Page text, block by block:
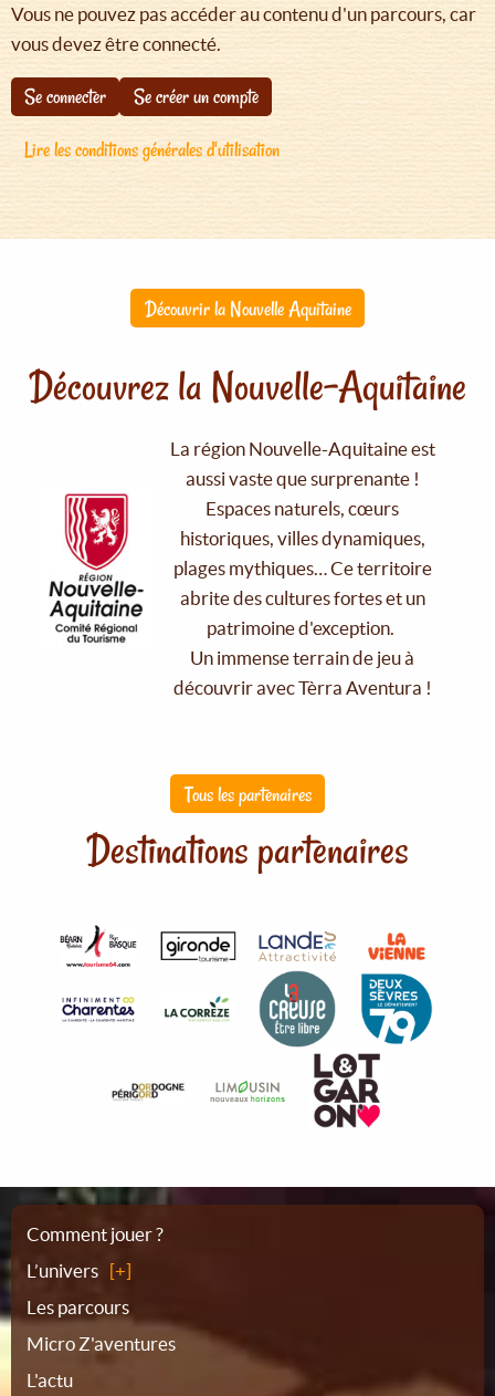
Vous ne pouvez pas accéder au contenu d'un parcours, car
vous devez être connecté.
Se connecter
Se créer un compte
Lire les conditions générales d'utilisation
Découvrir la Nouvelle Aquitaine
Découvrez la Nouvelle-Aquitaine
La région Nouvelle-Aquitaine est
aussi vaste que surprenante !
Espaces naturels, cœurs
historiques, villes dynamiques,
plages mythiques… Ce territoire
abrite des cultures fortes et un
patrimoine d'exception.
Un immense terrain de jeu à
découvrir avec Tèrra Aventura !
Tous les partenaires
Destinations partenaires
Plan
du
site
Comment jouer ?
L’univers
Les parcours
Micro Z'aventures
L'actu